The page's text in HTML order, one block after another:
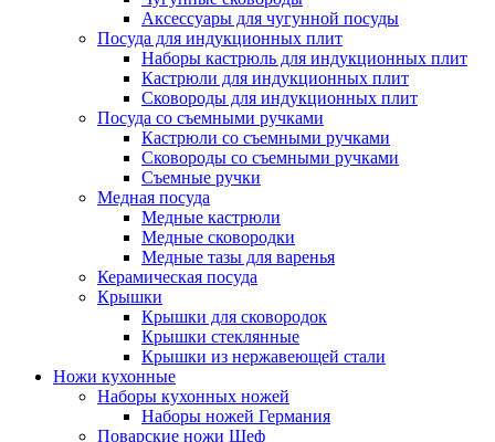
Аксессуары для чугунной посуды
Посуда для индукционных плит
Наборы кастрюль для индукционных плит
Кастрюли для индукционных плит
Сковороды для индукционных плит
Посуда со съемными ручками
Кастрюли со съемными ручками
Сковороды со съемными ручками
Съемные ручки
Медная посуда
Медные кастрюли
Медные сковородки
Медные тазы для варенья
Керамическая посуда
Крышки
Крышки для сковородок
Крышки стеклянные
Крышки из нержавеющей стали
Ножи кухонные
Наборы кухонных ножей
Наборы ножей Германия
Поварские ножи Шеф